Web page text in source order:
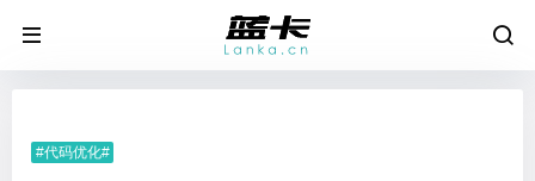
#代码优化#